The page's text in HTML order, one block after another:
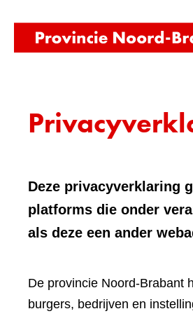
Deze privacyverklaring
platforms die onder
als deze een ander
De provincie Noord-Brabant
burgers, bedrijven en